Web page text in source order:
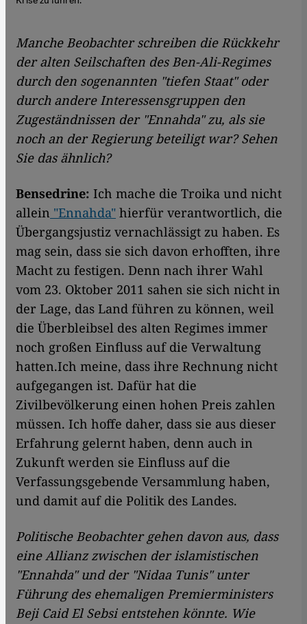
Manche Beobachter schreiben die Rückkehr
der alten Seilschaften des Ben-Ali-Regimes
durch den sogenannten "tiefen Staat" oder
durch andere Interessensgruppen den
Zugeständnissen der "Ennahda" zu, als sie
noch an der Regierung beteiligt war? Sehen
Sie das ähnlich?
Bensedrine: Ich mache die Troika und nicht
allein "Ennahda" hierfür verantwortlich, die
Übergangsjustiz vernachlässigt zu haben. Es
mag sein, dass sie sich davon erhofften, ihre
Macht zu festigen. Denn nach ihrer Wahl
vom 23. Oktober 2011 sahen sie sich nicht in
der Lage, das Land führen zu können, weil
die Überbleibsel des alten Regimes immer
noch großen Einfluss auf die Verwaltung
hatten.Ich meine, dass ihre Rechnung nicht
aufgegangen ist. Dafür hat die
Zivilbevölkerung einen hohen Preis zahlen
müssen. Ich hoffe daher, dass sie aus dieser
Erfahrung gelernt haben, denn auch in
Zukunft werden sie Einfluss auf die
Verfassungsgebende Versammlung haben,
und damit auf die Politik des Landes.
Politische Beobachter gehen davon aus, dass
eine Allianz zwischen der islamistischen
"Ennahda" und der "Nidaa Tunis" unter
Führung des ehemaligen Premierministers
Beji Caid El Sebsi entstehen könnte. Wie